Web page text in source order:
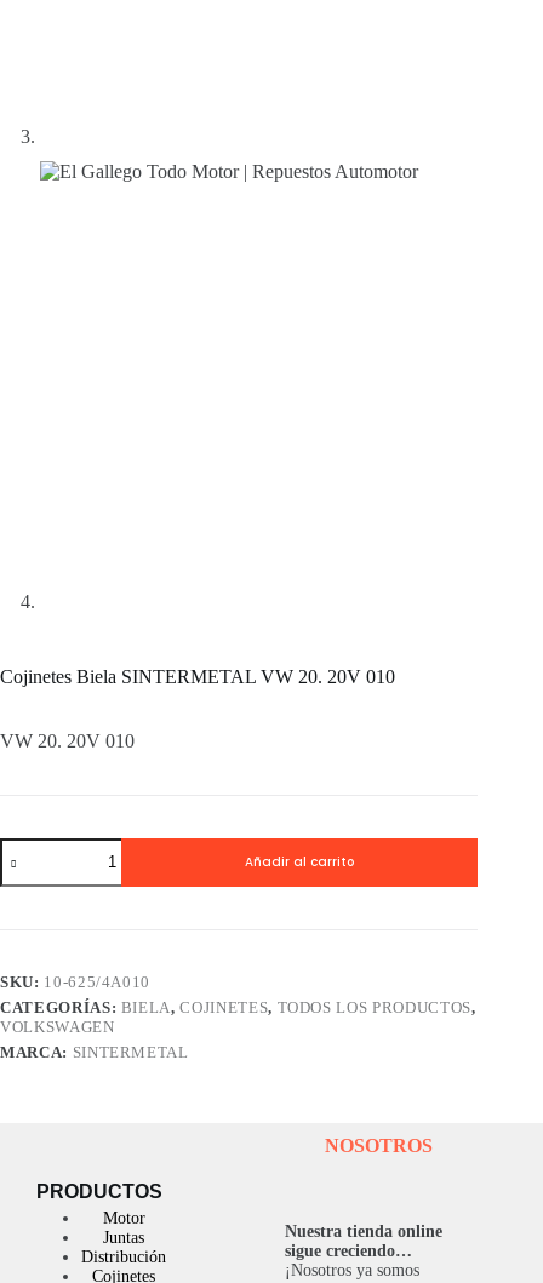
Cojinetes Biela SINTERMETAL VW 20. 20V 010
VW 20. 20V 010
Cojinetes
Biela
SINTERMETAL
cantidad
Añadir al carrito
SKU: 10-625/4A010
CATEGORÍAS: BIELA,COJINETES, TODOS LOS PRODUCTOS,
VOLKSWAGEN
MARCA: SINTERMETAL
PRODUCTOS
Motor
Juntas
Distribución
Cojinetes
NOSOTROS
Nuestra tienda online
sigue creciendo…
¡Nosotros ya somos